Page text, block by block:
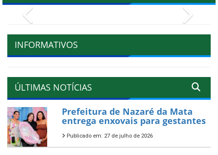
INFORMATIVOS
ÚLTIMAS NOTÍCIAS
Prefeitura de Nazaré da Mata
entrega enxovais para gestantes
Publicado em: 27 de julho de 2026